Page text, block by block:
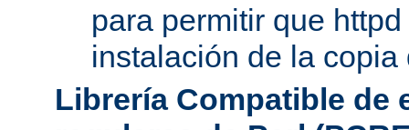
para permitir que
instalación de la
Librería Compatible de